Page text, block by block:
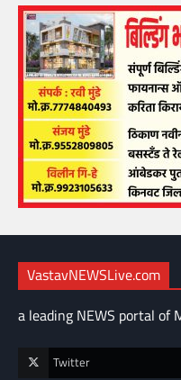
VastavNEWSLive.com
a leading NEWS portal of
Twitter